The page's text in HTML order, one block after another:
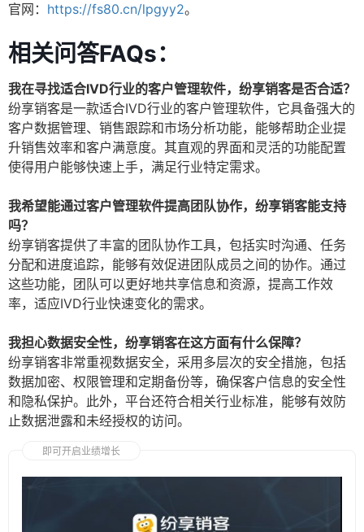
官网： https://fs80.cn/lpgyy2。
相关问答FAQs：
我在寻找适合IVD行业的客户管理软件，纷享销客是否合适？
纷享销客是一款适合IVD行业的客户管理软件，它具备强大的
客户数据管理、销售跟踪和市场分析功能，能够帮助企业提
升销售效率和客户满意度。其直观的界面和灵活的功能配置
使得用户能够快速上手，满足行业特定需求。
我希望能通过客户管理软件提高团队协作，纷享销客能支持
吗？
纷享销客提供了丰富的团队协作工具，包括实时沟通、任务
分配和进度追踪，能够有效促进团队成员之间的协作。通过
这些功能，团队可以更好地共享信息和资源，提高工作效
率，适应IVD行业快速变化的需求。
我担心数据安全性，纷享销客在这方面有什么保障？
纷享销客非常重视数据安全，采用多层次的安全措施，包括
数据加密、权限管理和定期备份等，确保客户信息的安全性
和隐私保护。此外，平台还符合相关行业标准，能够有效防
止数据泄露和未经授权的访问。
即可开启业绩增长